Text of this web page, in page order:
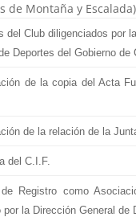
de Montaña y
del Club diligenciados por
Deportes del Gobierno de
de la copia del Acta
de la relación de la
del C.I.F.
de Registro como
por la Dirección General de